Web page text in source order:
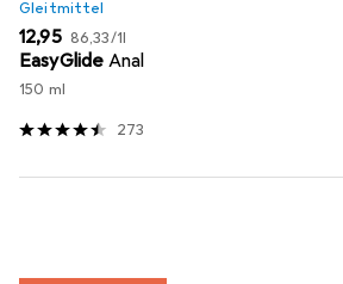
Gleitmittel
EUR
12,95 EUR
86,33/1l
EasyGlide Anal
150 ml
273